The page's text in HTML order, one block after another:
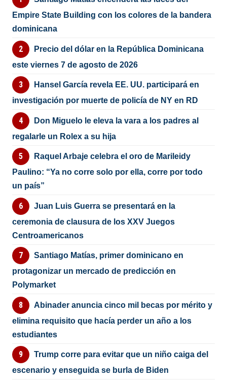
Empire State Building con los colores de la bandera
dominicana
Precio del dólar en la República Dominicana
este viernes 7 de agosto de 2026
Hansel García revela EE. UU. participará en
investigación por muerte de policía de NY en RD
Don Miguelo le eleva la vara a los padres al
regalarle un Rolex a su hija
Raquel Arbaje celebra el oro de Marileidy
Paulino: “Ya no corre solo por ella, corre por todo
un país”
Juan Luis Guerra se presentará en la
ceremonia de clausura de los XXV Juegos
Centroamericanos
Santiago Matías, primer dominicano en
protagonizar un mercado de predicción en
Polymarket
Abinader anuncia cinco mil becas por mérito y
elimina requisito que hacía perder un año a los
estudiantes
Trump corre para evitar que un niño caiga del
escenario y enseguida se burla de Biden